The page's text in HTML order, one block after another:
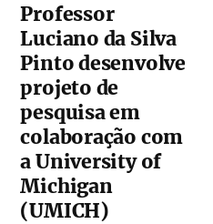
Professor
Luciano da Silva
Pinto desenvolve
projeto de
pesquisa em
colaboração com
a University of
Michigan
(UMICH)